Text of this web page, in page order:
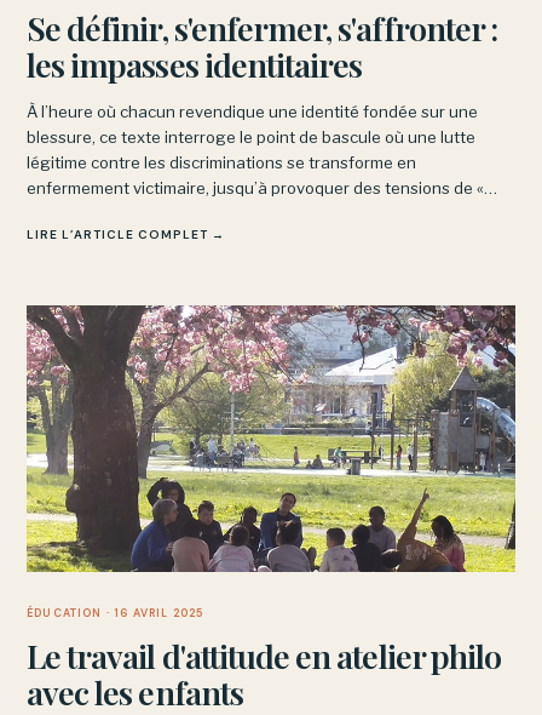
Se définir, s'enfermer, s'affronter :
les impasses identitaires
À l’heure où chacun revendique une identité fondée sur une
blessure, ce texte interroge le point de bascule où une lutte
légitime contre les discriminations se transforme en
enfermement victimaire, jusqu’à provoquer des tensions de «
LIRE L’ARTICLE COMPLET →
ÉDUCATION · 16 AVRIL 2025
Le travail d'attitude en atelier philo
avec les enfants